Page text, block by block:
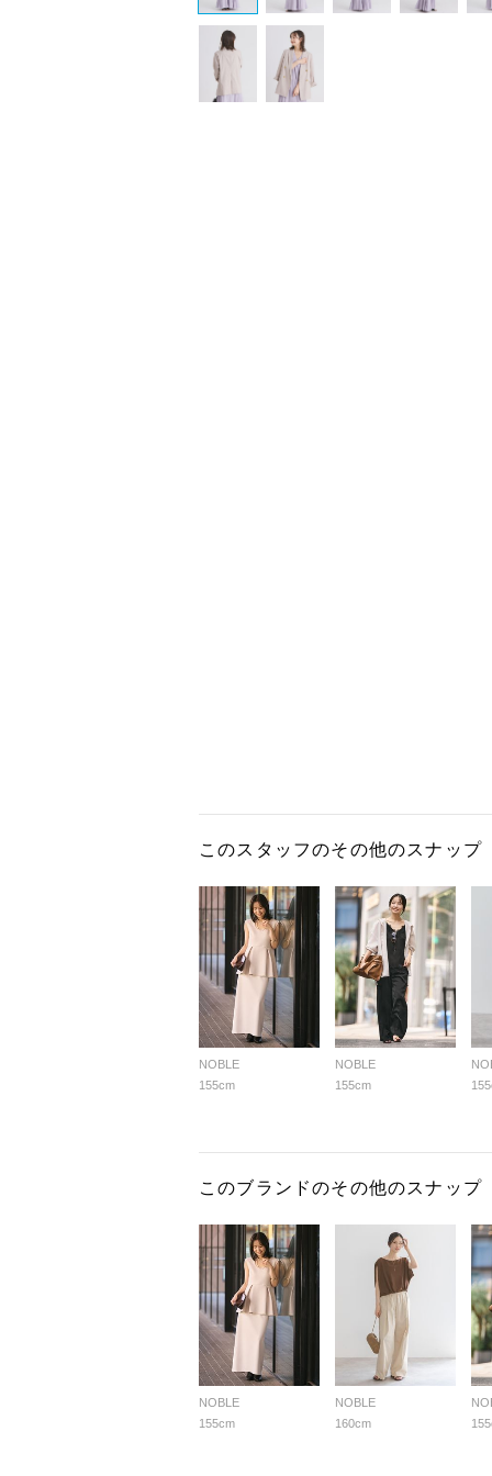
このスタッフのその他のスナップ
NOBLE
155cm
NOBLE
155cm
このブランドのその他のスナップ
NOBLE
155cm
NOBLE
160cm